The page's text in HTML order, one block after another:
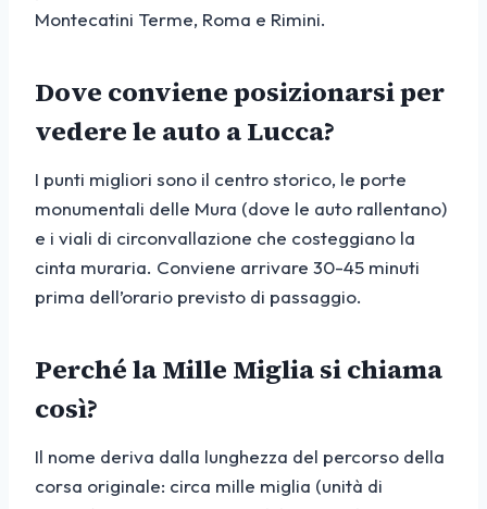
Montecatini Terme, Roma e Rimini.
Dove conviene posizionarsi per
vedere le auto a Lucca?
I punti migliori sono il centro storico, le porte
monumentali delle Mura (dove le auto rallentano)
e i viali di circonvallazione che costeggiano la
cinta muraria. Conviene arrivare 30-45 minuti
prima dell’orario previsto di passaggio.
Perché la Mille Miglia si chiama
così?
Il nome deriva dalla lunghezza del percorso della
corsa originale: circa mille miglia (unità di